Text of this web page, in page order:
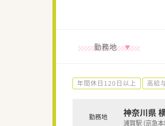
勤務地
年間休日120日以上 高給
勤務地 神奈川県
浦賀駅 (京急